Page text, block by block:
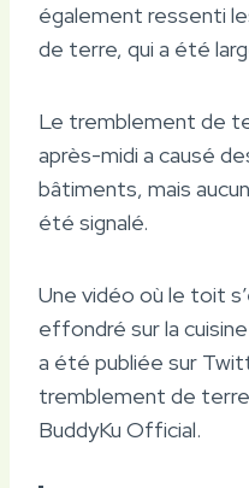
également ressenti
de terre, qui a été
Le tremblement de
après-midi a causé
bâtiments, mais
été signalé.
Une vidéo où le toit
effondré sur la
a été publiée sur
tremblement de
BuddyKu Official.